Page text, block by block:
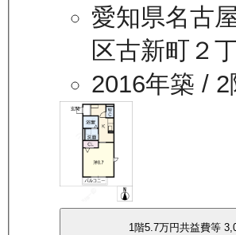
愛知県名古
区古新町２
2016年築 / 2
1階5.7万円共益費等